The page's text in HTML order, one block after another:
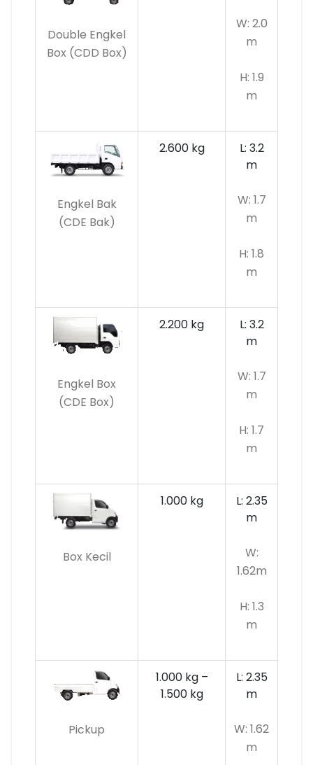
Double Engkel
Box (CDD Box)
W: 2.0
m
H: 1.9
m
Engkel Bak
(CDE Bak)
2.600 kg
L: 3.2
m
W: 1.7
m
H: 1.8
m
Engkel Box
(CDE Box)
2.200 kg
L: 3.2
m
W: 1.7
m
H: 1.7
m
Box Kecil
1.000 kg
L: 2.35
m
W:
1.62m
H: 1.3
m
Pickup
1.000 kg –
1.500 kg
L: 2.35
m
W: 1.62
m